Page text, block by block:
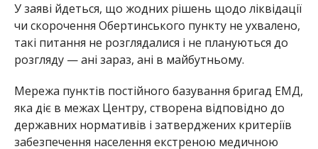
У заяві йдеться, що жодних рішень щодо ліквідації
чи скорочення Обертинського пункту не ухвалено,
такі питання не розглядалися і не плануються до
розгляду — ані зараз, ані в майбутньому.
Мережа пунктів постійного базування бригад ЕМД,
яка діє в межах Центру, створена відповідно до
державних нормативів і затверджених критеріїв
забезпечення населення екстреною медичною